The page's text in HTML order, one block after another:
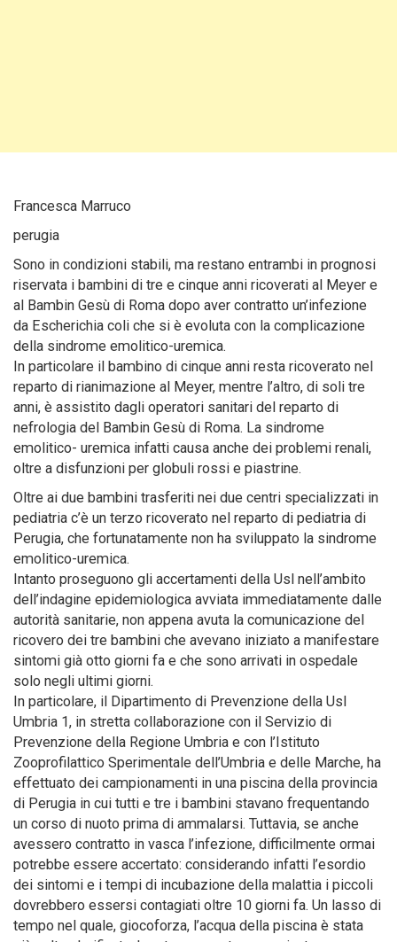
Francesca Marruco
perugia
Sono in condizioni stabili, ma restano entrambi in prognosi
riservata i bambini di tre e cinque anni ricoverati al Meyer e
al Bambin Gesù di Roma dopo aver contratto un’infezione
da Escherichia coli che si è evoluta con la complicazione
della sindrome emolitico-uremica.
In particolare il bambino di cinque anni resta ricoverato nel
reparto di rianimazione al Meyer, mentre l’altro, di soli tre
anni, è assistito dagli operatori sanitari del reparto di
nefrologia del Bambin Gesù di Roma. La sindrome
emolitico- uremica infatti causa anche dei problemi renali,
oltre a disfunzioni per globuli rossi e piastrine.
Oltre ai due bambini trasferiti nei due centri specializzati in
pediatria c’è un terzo ricoverato nel reparto di pediatria di
Perugia, che fortunatamente non ha sviluppato la sindrome
emolitico-uremica.
Intanto proseguono gli accertamenti della Usl nell’ambito
dell’indagine epidemiologica avviata immediatamente dalle
autorità sanitarie, non appena avuta la comunicazione del
ricovero dei tre bambini che avevano iniziato a manifestare
sintomi già otto giorni fa e che sono arrivati in ospedale
solo negli ultimi giorni.
In particolare, il Dipartimento di Prevenzione della Usl
Umbria 1, in stretta collaborazione con il Servizio di
Prevenzione della Regione Umbria e con l’Istituto
Zooprofilattico Sperimentale dell’Umbria e delle Marche, ha
effettuato dei campionamenti in una piscina della provincia
di Perugia in cui tutti e tre i bambini stavano frequentando
un corso di nuoto prima di ammalarsi. Tuttavia, se anche
avessero contratto in vasca l’infezione, difficilmente ormai
potrebbe essere accertato: considerando infatti l’esordio
dei sintomi e i tempi di incubazione della malattia i piccoli
dovrebbero essersi contagiati oltre 10 giorni fa. Un lasso di
tempo nel quale, giocoforza, l’acqua della piscina è stata